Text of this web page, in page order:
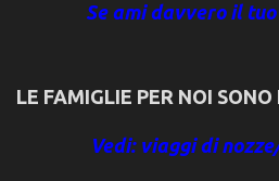
Se ami davvero il
LE FAMIGLIE PER NOI
Vedi: viaggi di